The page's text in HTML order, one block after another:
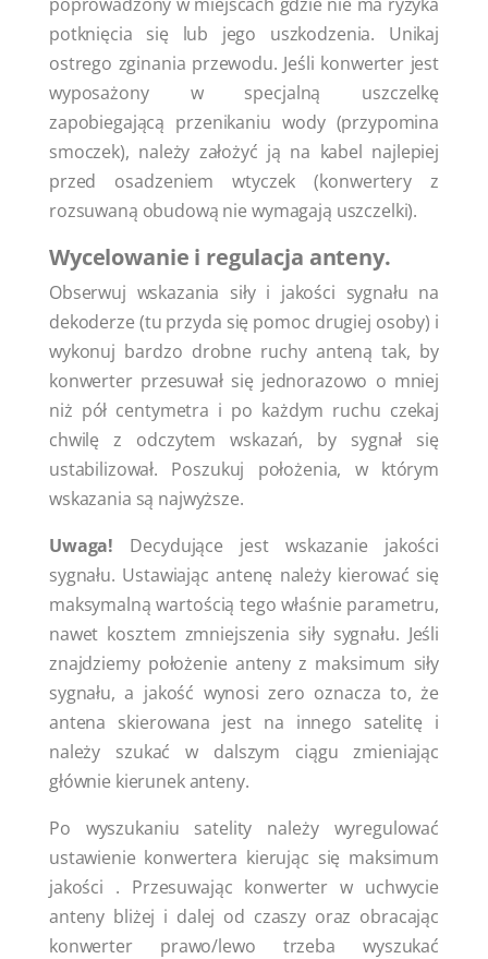
potknięcia się lub jego uszkodzenia. Unikaj
ostrego zginania przewodu. Jeśli konwerter jest
wyposażony w specjalną uszczelkę
zapobiegającą przenikaniu wody (przypomina
smoczek), należy założyć ją na kabel najlepiej
przed osadzeniem wtyczek (konwertery z
rozsuwaną obudową nie wymagają uszczelki).
Wycelowanie i regulacja anteny.
Obserwuj wskazania siły i jakości sygnału na
dekoderze (tu przyda się pomoc drugiej osoby) i
wykonuj bardzo drobne ruchy anteną tak, by
konwerter przesuwał się jednorazowo o mniej
niż pół centymetra i po każdym ruchu czekaj
chwilę z odczytem wskazań, by sygnał się
ustabilizował. Poszukuj położenia, w którym
wskazania są najwyższe.
Uwaga! Decydujące jest wskazanie jakości
sygnału. Ustawiając antenę należy kierować się
maksymalną wartością tego właśnie parametru,
nawet kosztem zmniejszenia siły sygnału. Jeśli
znajdziemy położenie anteny z maksimum siły
sygnału, a jakość wynosi zero oznacza to, że
antena skierowana jest na innego satelitę i
należy szukać w dalszym ciągu zmieniając
głównie kierunek anteny.
Po wyszukaniu satelity należy wyregulować
ustawienie konwertera kierując się maksimum
jakości . Przesuwając konwerter w uchwycie
anteny bliżej i dalej od czaszy oraz obracając
konwerter prawo/lewo trzeba wyszukać